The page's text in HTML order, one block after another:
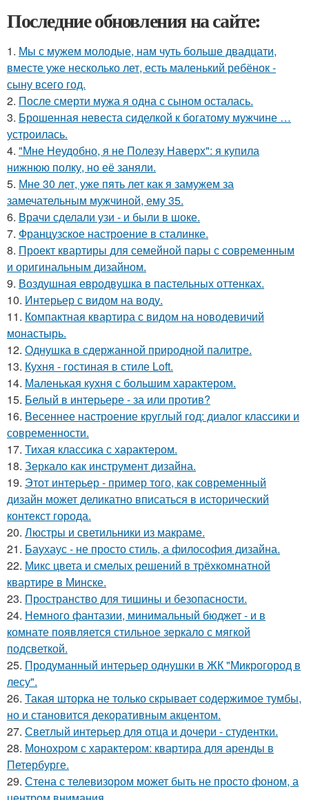
Последние обновления на сайте:
1. Мы с мужем молодые, нам чуть больше двадцати,
вместе уже несколько лет, есть маленький ребёнок -
сыну всего год.
2. После смерти мужа я одна с сыном осталась.
3. Брошенная невеста сиделкой к богатому мужчине …
устроилась.
4. "Мне Неудобно, я не Полезу Наверх": я купила
нижнюю полку, но её заняли.
5. Мне 30 лет, уже пять лет как я замужем за
замечательным мужчиной, ему 35.
6. Врачи сделали узи - и были в шоке.
7. Французское настроение в сталинке.
8. Проект квартиры для семейной пары с современным
и оригинальным дизайном.
9. Воздушная евродвушка в пастельных оттенках.
10. Интерьер с видом на воду.
11. Компактная квартира с видом на новодевичий
монастырь.
12. Однушка в сдержанной природной палитре.
13. Кухня - гостиная в стиле Loft.
14. Маленькая кухня с большим характером.
15. Белый в интерьере - за или против?
16. Весеннее настроение круглый год: диалог классики и
современности.
17. Тихая классика с характером.
18. Зеркало как инструмент дизайна.
19. Этот интерьер - пример того, как современный
дизайн может деликатно вписаться в исторический
контекст города.
20. Люстры и светильники из макраме.
21. Баухаус - не просто стиль, а философия дизайна.
22. Микс цвета и смелых решений в трёхкомнатной
квартире в Минске.
23. Пространство для тишины и безопасности.
24. Немного фантазии, минимальный бюджет - и в
комнате появляется стильное зеркало с мягкой
подсветкой.
25. Продуманный интерьер однушки в ЖК "Микрогород в
лесу".
26. Такая шторка не только скрывает содержимое тумбы,
но и становится декоративным акцентом.
27. Светлый интерьер для отца и дочери - студентки.
28. Монохром с характером: квартира для аренды в
Петербурге.
29. Стена с телевизором может быть не просто фоном, а